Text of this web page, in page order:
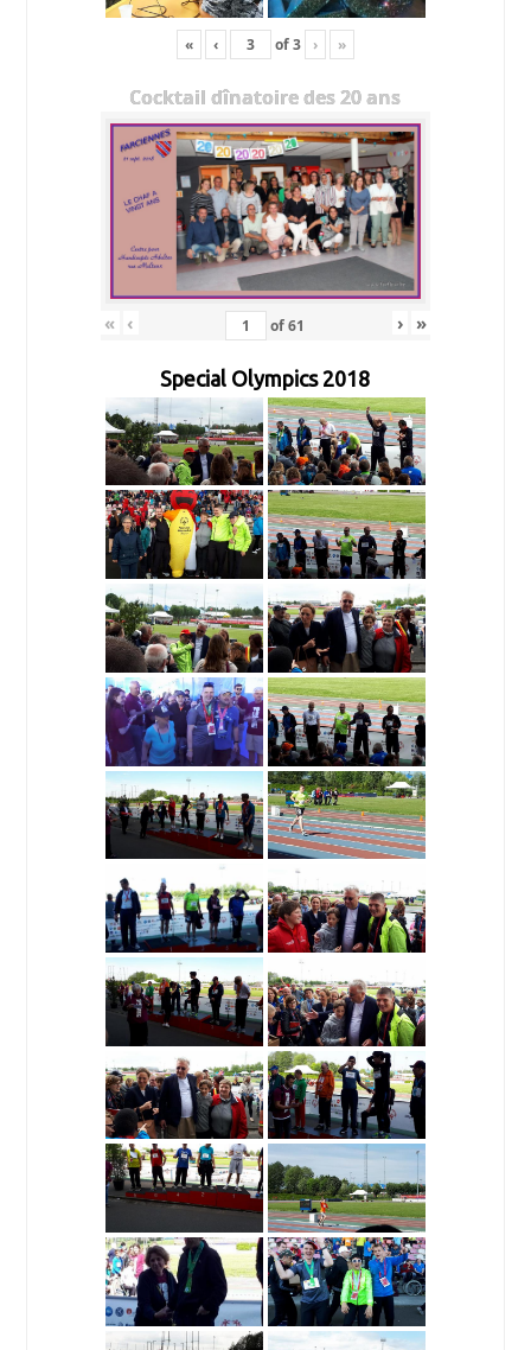
« ‹ of3 › »
Cocktail dînatoire des 20 ans
« ‹ of61 › »
Special Olympics 2018